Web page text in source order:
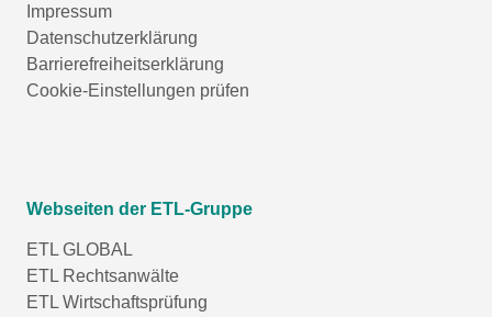
Impressum
Datenschutzerklärung
Barrierefreiheitserklärung
Cookie-Einstellungen prüfen
Webseiten der ETL-Gruppe
ETL GLOBAL
ETL Rechtsanwälte
ETL Wirtschaftsprüfung